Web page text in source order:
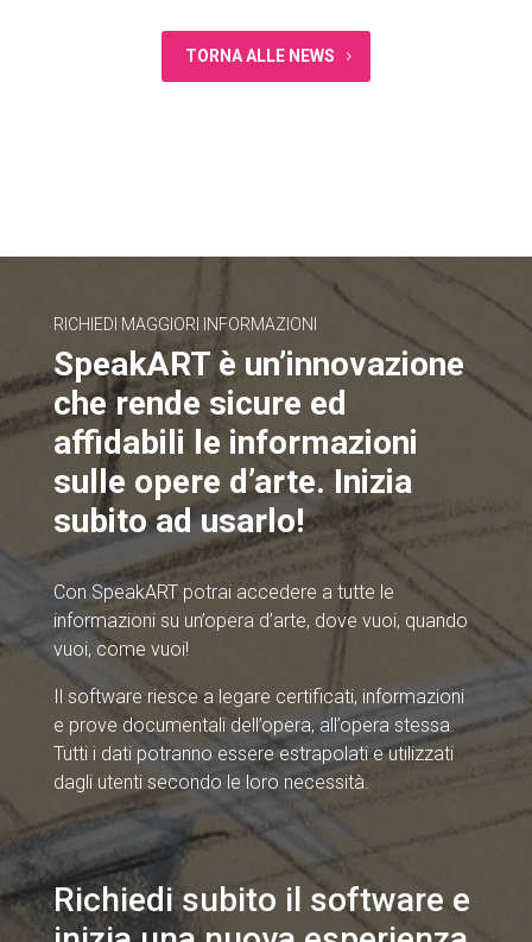
TORNA ALLE NEWS
RICHIEDI MAGGIORI INFORMAZIONI
SpeakART è un’innovazione
che rende sicure ed
affidabili le informazioni
sulle opere d’arte. Inizia
subito ad usarlo!
Con SpeakART potrai accedere a tutte le
informazioni su un’opera d’arte, dove vuoi, quando
vuoi, come vuoi!
Il software riesce a legare certificati, informazioni
e prove documentali dell’opera, all’opera stessa.
Tutti i dati potranno essere estrapolati e utilizzati
dagli utenti secondo le loro necessità.
Richiedi subito il software e